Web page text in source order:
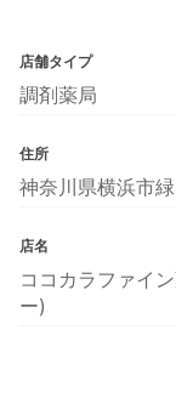
店舗タイプ
調剤薬局
住所
神奈川県横浜市
店名
ココカラファイ
ー)